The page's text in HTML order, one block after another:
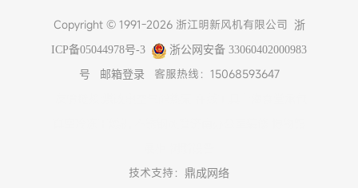
Copyright © 1991-2026 浙江明新风机有限公司 浙
ICP备05044978号-3 浙公网安备 33060402000983
号 邮箱登录
客服热线：15068593647
技术支持： 鼎成网络